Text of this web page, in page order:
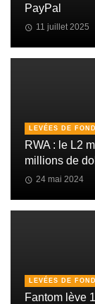
PayPal
11 juillet 2025
LEVÉES DE
RWA : le L2
millions de
24 mai 2024
LEVÉES DE
Fantom lève